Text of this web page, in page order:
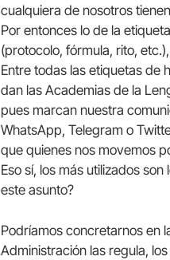
cualquiera de nosotros
Por entonces lo de la
(protocolo, fórmula, rito,
Entre todas las etiquetas de
dan las Academias de la
pues marcan nuestra
WhatsApp, Telegram o
que quienes nos movemos
Eso sí, los más utilizados
este asunto?
Podríamos concretarnos en
Administración las regula,